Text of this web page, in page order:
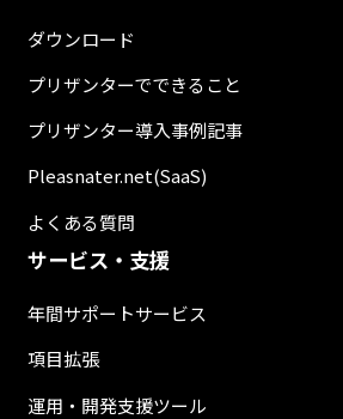
ダウンロード
プリザンターでできること
プリザンター導入事例記事
Pleasnater.net(SaaS)
よくある質問
サービス・支援
年間サポートサービス
項目拡張
運用・開発支援ツール